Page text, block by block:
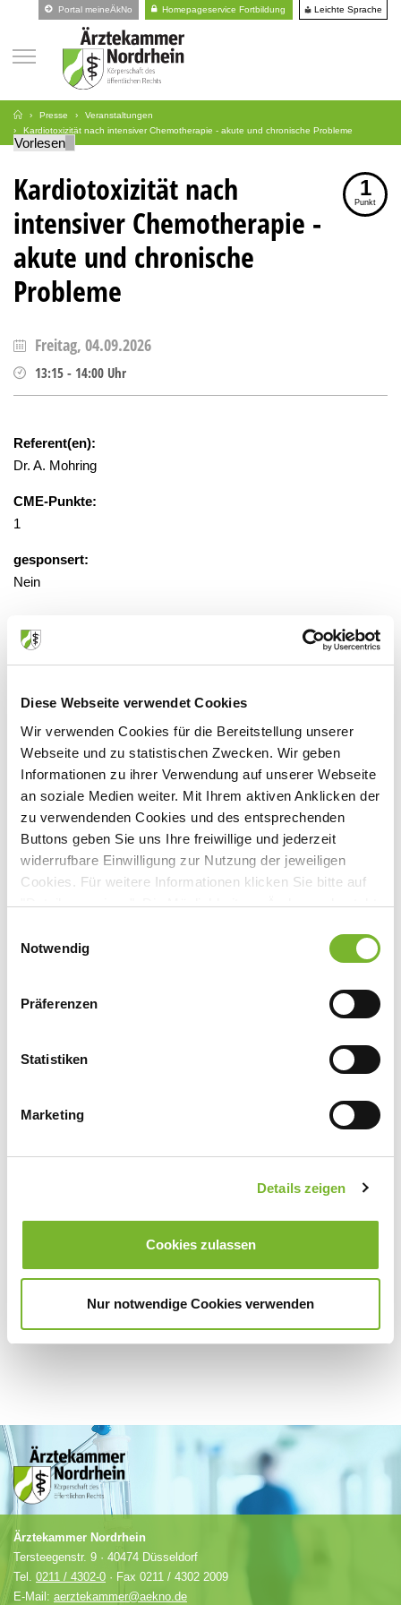
Diese Webseite verwendet Cookies
Wir verwenden Cookies für die Bereitstellung unserer
Webseite und zu statistischen Zwecken. Wir geben
Informationen zu ihrer Verwendung auf unserer Webseite
an soziale Medien weiter. Mit Ihrem aktiven Anklicken der
zu verwendenden Cookies und des entsprechenden
Buttons geben Sie uns Ihre freiwillige und jederzeit
widerrufbare Einwilligung zur Nutzung der jeweiligen
Cookies. Für weitere Informationen klicken Sie bitte auf
"Details anzeigen". Die Möglichkeit zur Änderung besteht
Datenschutzerklärung
Notwendig
Präferenzen
Statistiken
Marketing
Details zeigen
Cookies zulassen
Nur notwendige Cookies verwenden
Portal meineÄkNo Homepageservice Fortbildung Leichte Sprache
Presse
Veranstaltungen
Kardiotoxizität nach intensiver Chemotherapie - akute und chronische Probleme
Vorlesen
Kardiotoxizität nach
intensiver Chemotherapie -
akute und chronische
Probleme
1
Punkt
Freitag, 04.09.2026
13:15 - 14:00 Uhr
Referent(en):
Dr. A. Mohring
CME-Punkte:
1
gesponsert:
Nein
gebührenfrei
Universitätsklinikum, WTZ-Stationen,
Seminarraum, EG
Hufelandstr. 55, 45147 Essen
Anbieter:
Universitätsklinikum Essen
Ansprechpartner:
Frau Schmücker
Tel:
0201 723-7292
Mail:haema-szt-qmb@uk-essen.de
Für weitere Informationen wenden Sie sich bitte direkt an den jeweiligen
Ärztekammer Nordrhein
Tersteegenstr. 9 · 40474 Düsseldorf
Tel. 0211 / 4302-0 · Fax 0211 / 4302 2009
E-Mail: aerztekammer@aekno.de